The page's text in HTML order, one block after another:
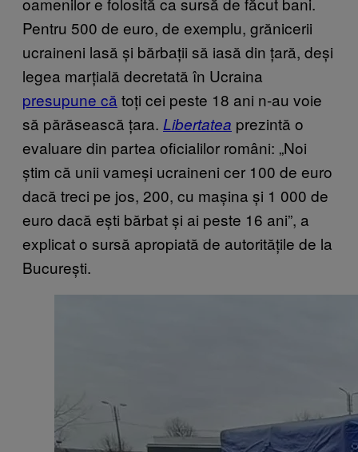
Pentru 500 de euro, de exemplu, grănicerii
ucraineni lasă și bărbații să iasă din țară, deși
legea marțială decretată în Ucraina
presupune că toți cei peste 18 ani n-au voie
să părăsească țara. Libertatea prezintă o
evaluare din partea oficialilor români: „Noi
știm că unii vameși ucraineni cer 100 de euro
dacă treci pe jos, 200, cu mașina și 1 000 de
euro dacă ești bărbat și ai peste 16 ani”, a
explicat o sursă apropiată de autoritățile de la
București.